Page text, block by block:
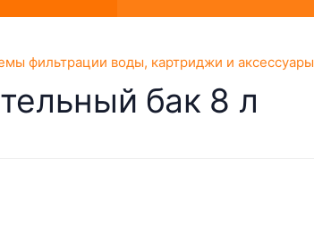
фильтрации воды, картриджи и аксессуары
бак 8 л